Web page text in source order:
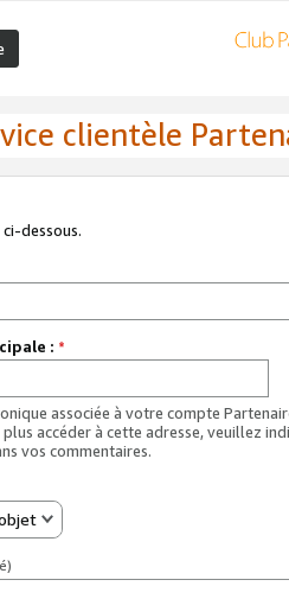
clientèle
dessous.
: *
associée à votre compte
accéder à cette adresse, veuillez
vos commentaires.